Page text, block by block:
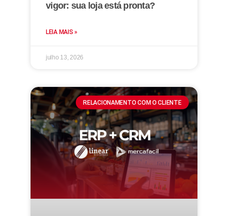
vigor: sua loja está pronta?
LEIA MAIS »
julho 13, 2026
RELACIONAMENTO COM O CLIENTE